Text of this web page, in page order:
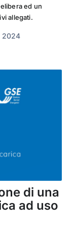
ed un
allegati.
2024
di una
ad uso